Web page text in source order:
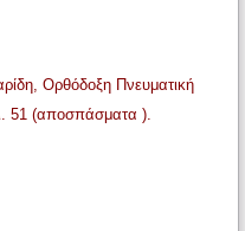
Ορθόδοξη Πνευματική
(αποσπάσματα ).